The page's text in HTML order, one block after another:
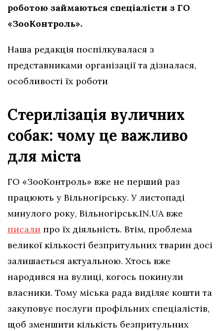
роботою займаються спеціалісти з ГО
«ЗооКонтроль».
Наша редакція поспілкувалася з
представниками організації та дізналася,
особливості їх роботи
Стерилізація вуличних
собак: чому це важливо
для міста
ГО «ЗооКонтроль» вже не перший раз
працюють у Вільногірську. У листопаді
минулого року, Вільногірськ.IN.UA вже
писали про їх діяльність. Втім, проблема
великої кількості безпритульних тварин досі
залишається актуальною. Хтось вже
народився на вулиці, когось покинули
власники. Тому міська рада виділяє кошти та
закуповує послуги профільних спеціалістів,
щоб зменшити кількість безпритульних